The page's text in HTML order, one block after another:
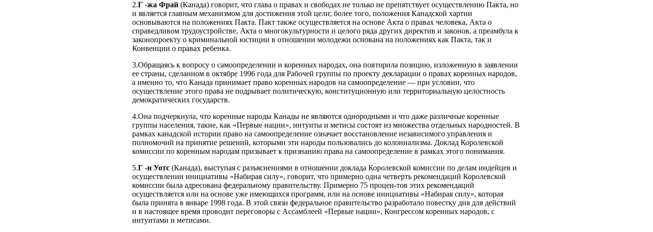
2.Г ‑жа Фрай (Канада) говорит, что глава о правах и свободах не только не препятствует осуществлению Пакта, но
и является главным механизмом для достижения этой цели; более того, положения Канадской хартии
основываются на положениях Пакта. Пакт также осуществляется на основе Акта о правах человека, Акта о
справедливом трудоустройстве, Акта о многокультурности и целого ряда других директив и законов, а преамбула к
законопроекту о криминальной юстиции в отношении молодежи основана на положениях как Пакта, так и
Конвенции о правах ребенка.
3.Обращаясь к вопросу о самоопределении и коренных народах, она повторила позицию, изложенную в заявлении
ее страны, сделанном в октябре 1996 года для Рабочей группы по проекту декларации о правах коренных народов,
а именно то, что Канада принимает право коренных народов на самоопределение — при условии, что
осуществление этого права не подрывает политическую, конституционную или территориальную целостность
демократических государств.
4.Она подчеркнула, что коренные народы Канады не являются однородными и что даже различные коренные
группы населения, такие, как «Первые нации», интуиты и метисы состоят из множества отдельных народностей. В
рамках канадской истории право на самоопределение означает восстановление независимого управления и
полномочий на принятие решений, которыми эти народы пользовались до колониализма. Доклад Королевской
комиссии по коренным народам призывает к признанию права на самоопределение в рамках этого понимания.
5.Г ‑н Уотс (Канада), выступая с разъяснениями в отношении доклада Королевской комиссии по делам индейцев и
осуществлении инициативы «Набирая силу», говорит, что примерно одна четверть рекомендаций Королевской
комиссии была адресована федеральному правительству. Примерно 75 процен-тов этих рекомендаций
осуществляется или на основе уже имеющихся программ, или на основе инициативы «Набирая силу», которая
была принята в январе 1998 года. В этой связи федеральное правительство разработало повестку дня для действий
и в настоящее время проводит переговоры с Ассамблеей «Первые нации», Конгрессом коренных народов, с
интуитами и метисами.